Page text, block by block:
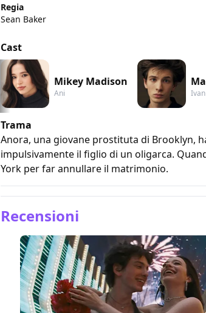
Regia
Sean Baker
Cast
Mikey Madison
Ani Ivan
Trama
Anora, una giovane prostituta di Brooklyn,
impulsivamente il figlio di un oligarca.
York per far annullare il matrimonio.
Recensioni